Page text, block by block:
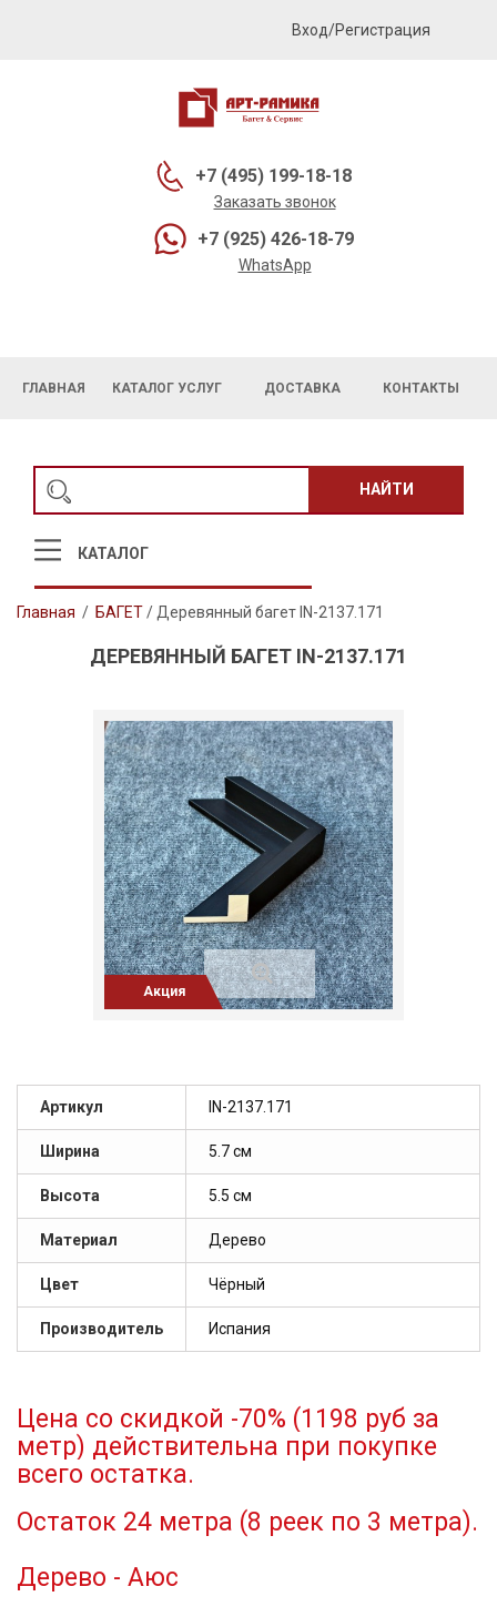
Вход/Регистрация
+7 (495) 199-18-18
Заказать звонок
+7 (925) 426-18-79
WhatsApp
ГЛАВНАЯ КАТАЛОГ УСЛУГ ДОСТАВКА КОНТАКТЫ
НАЙТИ
КАТАЛОГ
Главная / БАГЕТ/ Деревянный багет IN-2137.171
ДЕРЕВЯННЫЙ БАГЕТ IN-2137.171
Акция
Артикул IN-2137.171
Ширина 5.7 см
Высота 5.5 см
Материал Дерево
Цвет Чёрный
Производитель Испания
Цена со скидкой -70% (1198 руб за
метр) действительна при покупке
всего остатка.
Остаток 24 метра (8 реек по 3 метра).
Дерево - Аюс